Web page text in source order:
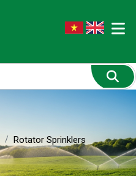
Rotator Sprinklers